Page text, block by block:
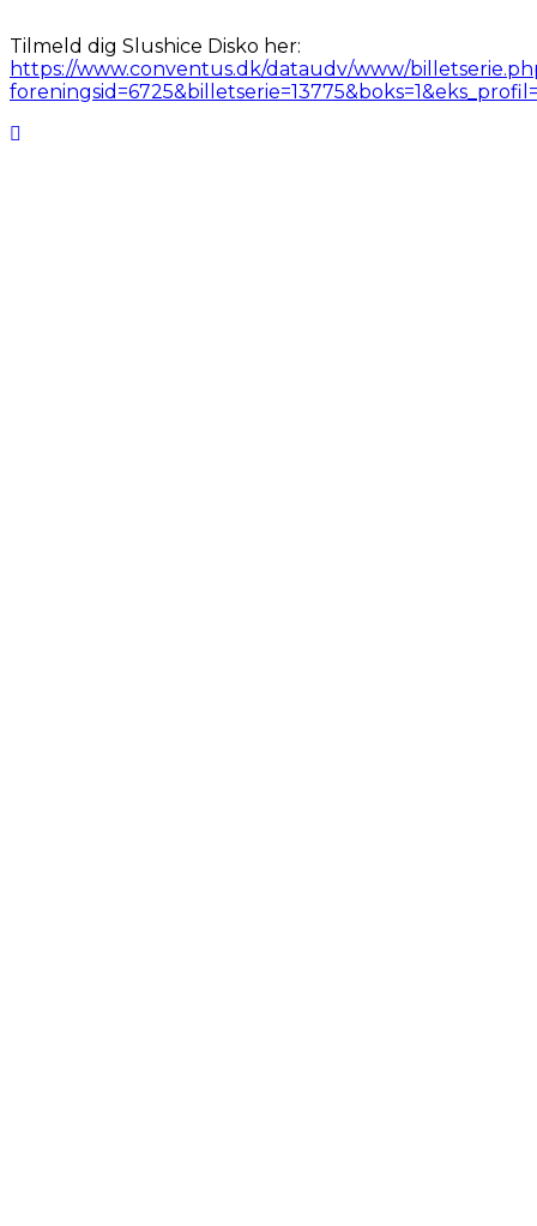
Tilmeld dig Slushice Disko her:
https://www.conventus.dk/dataudv/www/